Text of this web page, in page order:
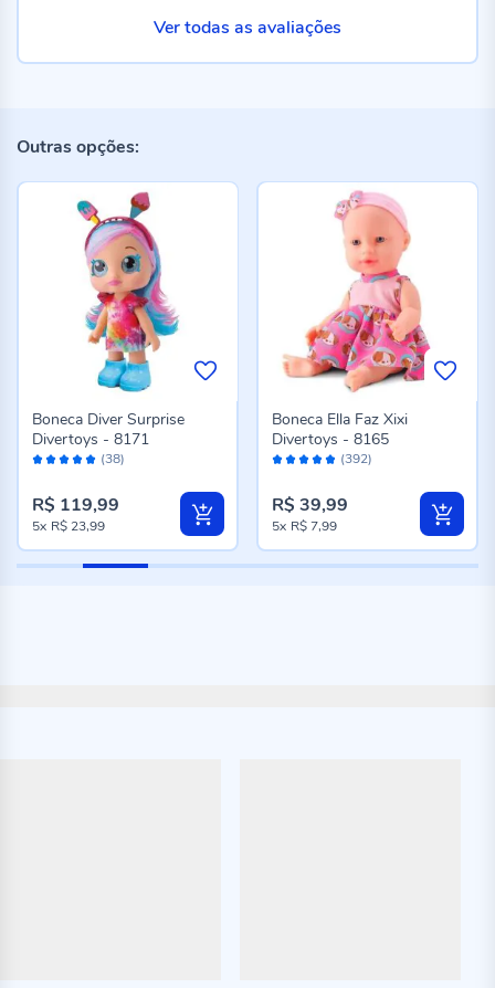
Ver todas as avaliações
Outras opções:
Avaliação: (38)
Boneca Diver Surprise
Divertoys - 8171
R$ 119,99
5x R$ 23,99
Avaliação: (392)
Boneca Ella Faz Xixi
Divertoys - 8165
R$ 39,99
5x R$ 7,99